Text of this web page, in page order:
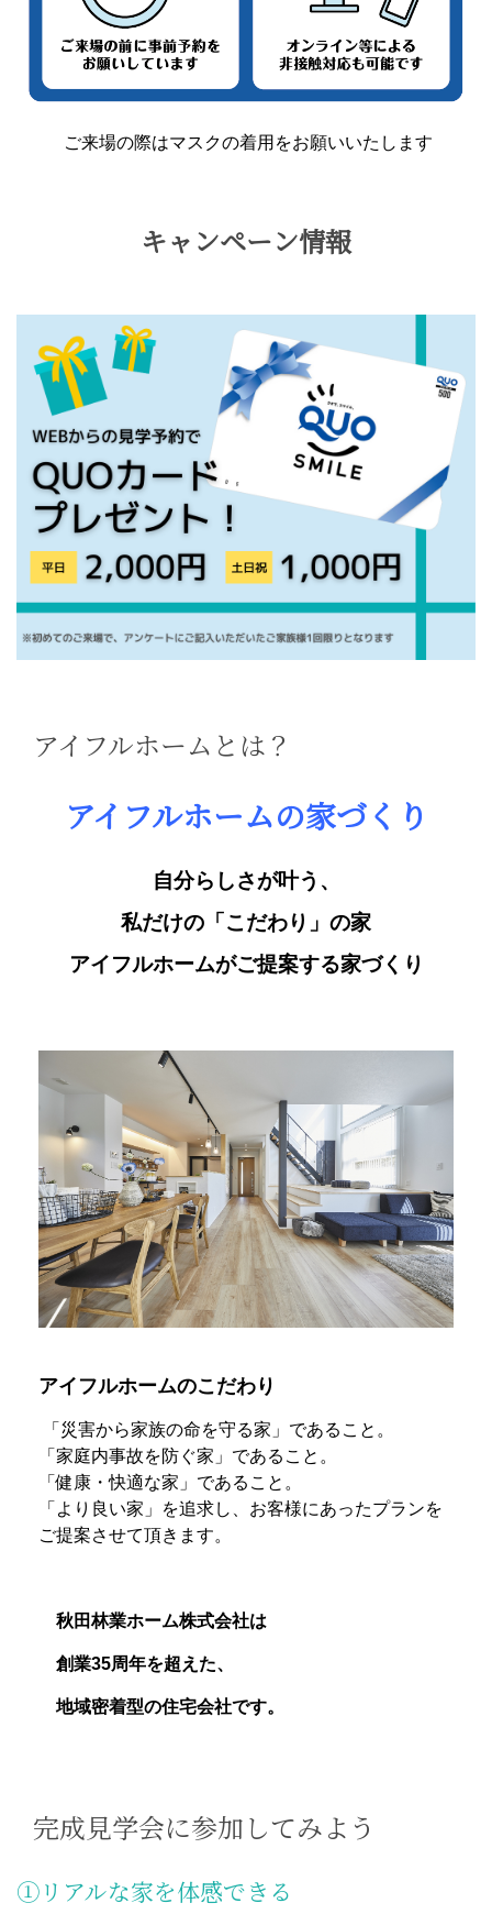
ご来場の際はマスクの着用をお願いいたします
キャンペーン情報
アイフルホームとは？
アイフルホームの家づくり
自分らしさが叶う、
私だけの「こだわり」の家
アイフルホームがご提案する家づくり
アイフルホームのこだわり
「災害から家族の命を守る家」であること。
「家庭内事故を防ぐ家」であること。
「健康・快適な家」であること。​
「より良い家」を追求し、お客様にあったプランを
ご提案させて頂きます。
秋田林業ホーム株式会社は
​ 創業35周年を超えた、
地域密着型の住宅会社です。
完成見学会に参加してみよう
①リアルな家を体感できる